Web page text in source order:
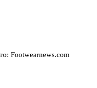
Footwearnews.com